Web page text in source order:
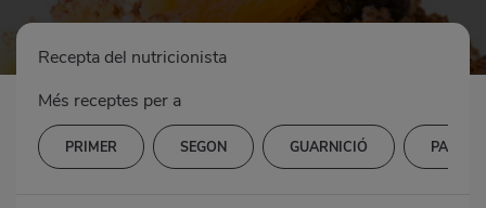
Recepta del nutricionista
Més receptes per a
PRIMER SEGON GUARNICIÓ PASTES